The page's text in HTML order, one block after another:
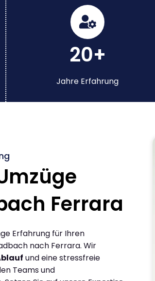
20+
Jahre Erfahrung
Ferrara
Erfahrung für Ihren
nach Ferrara. Wir
und eine stressfreie
Teams und